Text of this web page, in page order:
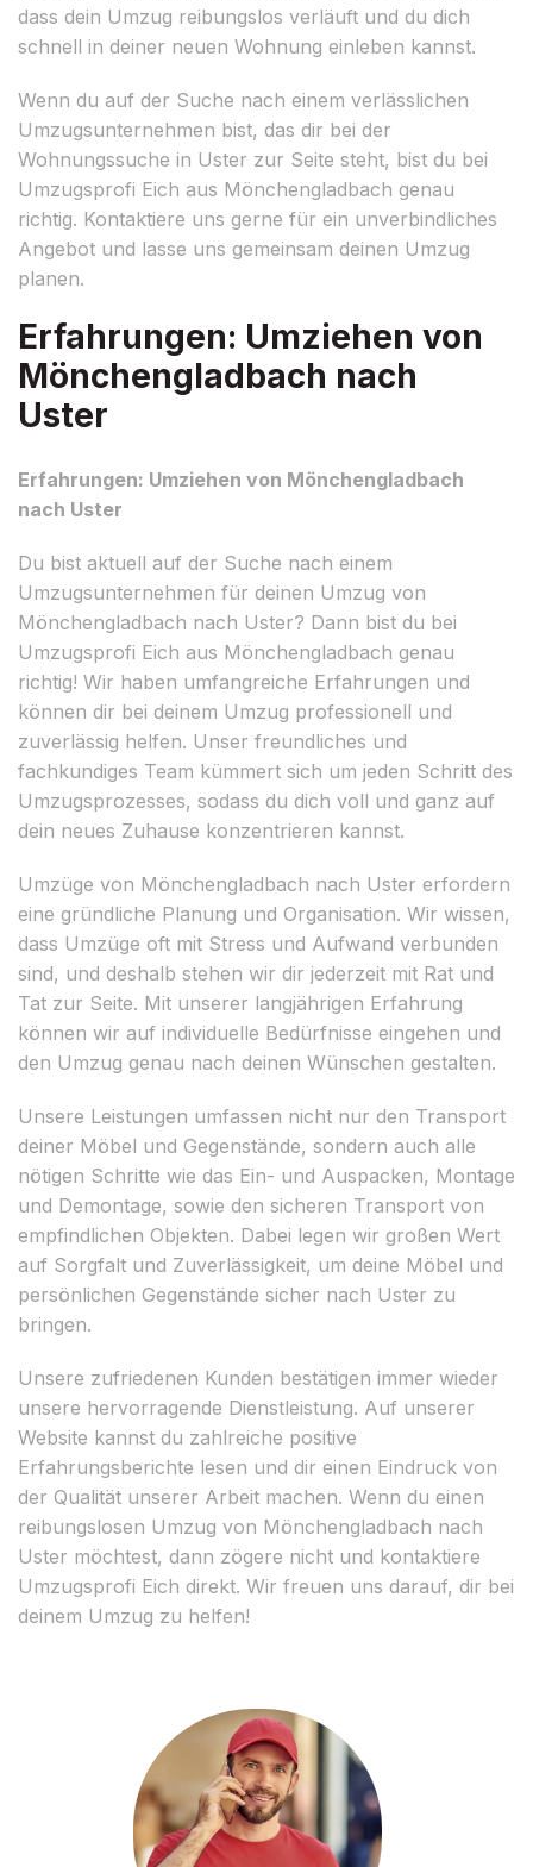
dass dein Umzug reibungslos verläuft und du dich
schnell in deiner neuen Wohnung einleben kannst.
Wenn du auf der Suche nach einem verlässlichen
Umzugsunternehmen bist, das dir bei der
Wohnungssuche in Uster zur Seite steht, bist du bei
Umzugsprofi Eich aus Mönchengladbach genau
richtig. Kontaktiere uns gerne für ein unverbindliches
Angebot und lasse uns gemeinsam deinen Umzug
planen.
Erfahrungen: Umziehen von
Mönchengladbach nach
Uster
Erfahrungen: Umziehen von Mönchengladbach
nach Uster
Du bist aktuell auf der Suche nach einem
Umzugsunternehmen für deinen Umzug von
Mönchengladbach nach Uster? Dann bist du bei
Umzugsprofi Eich aus Mönchengladbach genau
richtig! Wir haben umfangreiche Erfahrungen und
können dir bei deinem Umzug professionell und
zuverlässig helfen. Unser freundliches und
fachkundiges Team kümmert sich um jeden Schritt des
Umzugsprozesses, sodass du dich voll und ganz auf
dein neues Zuhause konzentrieren kannst.
Umzüge von Mönchengladbach nach Uster erfordern
eine gründliche Planung und Organisation. Wir wissen,
dass Umzüge oft mit Stress und Aufwand verbunden
sind, und deshalb stehen wir dir jederzeit mit Rat und
Tat zur Seite. Mit unserer langjährigen Erfahrung
können wir auf individuelle Bedürfnisse eingehen und
den Umzug genau nach deinen Wünschen gestalten.
Unsere Leistungen umfassen nicht nur den Transport
deiner Möbel und Gegenstände, sondern auch alle
nötigen Schritte wie das Ein- und Auspacken, Montage
und Demontage, sowie den sicheren Transport von
empfindlichen Objekten. Dabei legen wir großen Wert
auf Sorgfalt und Zuverlässigkeit, um deine Möbel und
persönlichen Gegenstände sicher nach Uster zu
bringen.
Unsere zufriedenen Kunden bestätigen immer wieder
unsere hervorragende Dienstleistung. Auf unserer
Website kannst du zahlreiche positive
Erfahrungsberichte lesen und dir einen Eindruck von
der Qualität unserer Arbeit machen. Wenn du einen
reibungslosen Umzug von Mönchengladbach nach
Uster möchtest, dann zögere nicht und kontaktiere
Umzugsprofi Eich direkt. Wir freuen uns darauf, dir bei
deinem Umzug zu helfen!